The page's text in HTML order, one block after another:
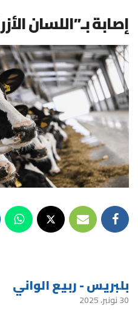
إصابة بـ”اللسان
بلبريس - ربيع الواني
30 نونبر، 2025